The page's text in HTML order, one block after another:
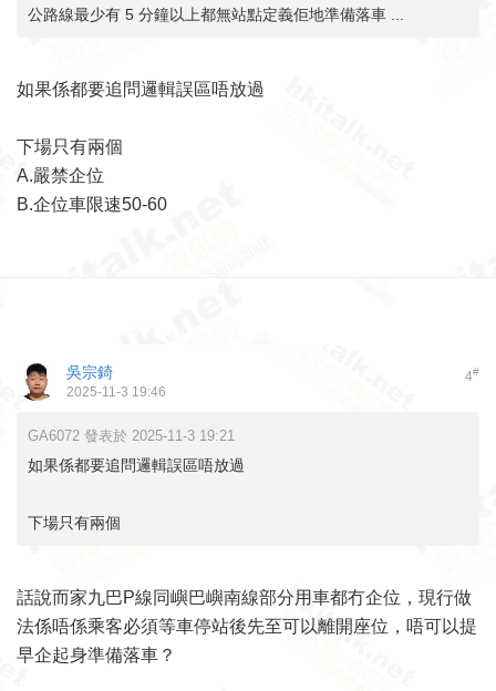
公路線最少有 5 分鐘以上都無站點定義佢地準備落車 ...
如果係都要追問邏輯誤區唔放過
下場只有兩個
A.嚴禁企位
B.企位車限速50-60
4#
吳宗錡
2025-11-3 19:46
GA6072 發表於 2025-11-3 19:21
如果係都要追問邏輯誤區唔放過
下場只有兩個
話說而家九巴P線同嶼巴嶼南線部分用車都冇企位，現行做
法係唔係乘客必須等車停站後先至可以離開座位，唔可以提
早企起身準備落車？